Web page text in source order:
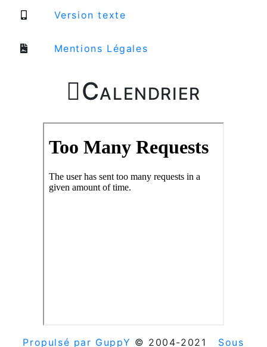
Version texte
Mentions Légales
Calendrier
Propulsé par GuppY © 2004-2021 Sous